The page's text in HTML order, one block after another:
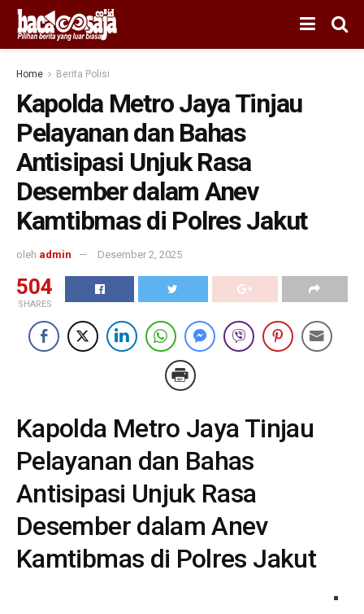
Home Berita Polisi
Kapolda Metro Jaya Tinjau
Pelayanan dan Bahas
Antisipasi Unjuk Rasa
Desember dalam Anev
Kamtibmas di Polres Jakut
oleh admin Desember 2, 2025
504
SHARES
Kapolda Metro Jaya Tinjau
Pelayanan dan Bahas
Antisipasi Unjuk Rasa
Desember dalam Anev
Kamtibmas di Polres Jakut